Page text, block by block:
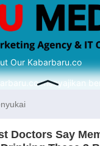
Our Kabarbaru.co
menyajikan
terverifikasi dari
Follow Kabarbaru